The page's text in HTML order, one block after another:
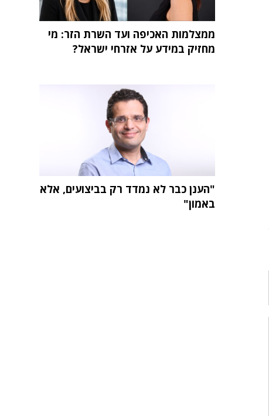
ממצלמות האכיפה ועד השרת הזר: מי
מחזיק במידע על אזרחי ישראל?
"הענן כבר לא נמדד רק בביצועים, אלא
באמון"